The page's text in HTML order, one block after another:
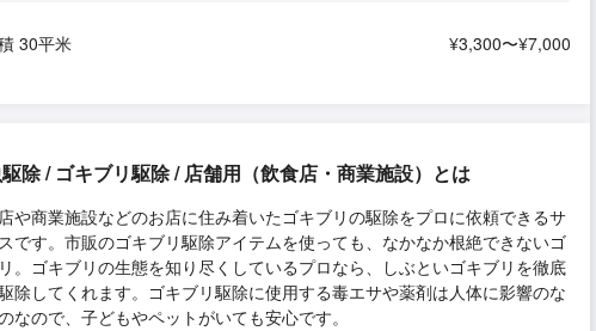
30平米 ¥3,300〜¥7,000
除 / ゴキブリ駆除 / 店舗用（飲食店・商業施設）とは
や商業施設などのお店に住み着いたゴキブリの駆除をプロに依頼できるサ
です。市販のゴキブリ駆除アイテムを使っても、なかなか根絶できないゴ
。ゴキブリの生態を知り尽くしているプロなら、しぶといゴキブリを徹底
除してくれます。ゴキブリ駆除に使用する毒エサや薬剤は人体に影響のな
なので、子どもやペットがいても安心です。